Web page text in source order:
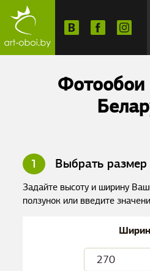
Фотообои
1 Выбрать размер
Задайте высоту и ширину
ползунок или введите